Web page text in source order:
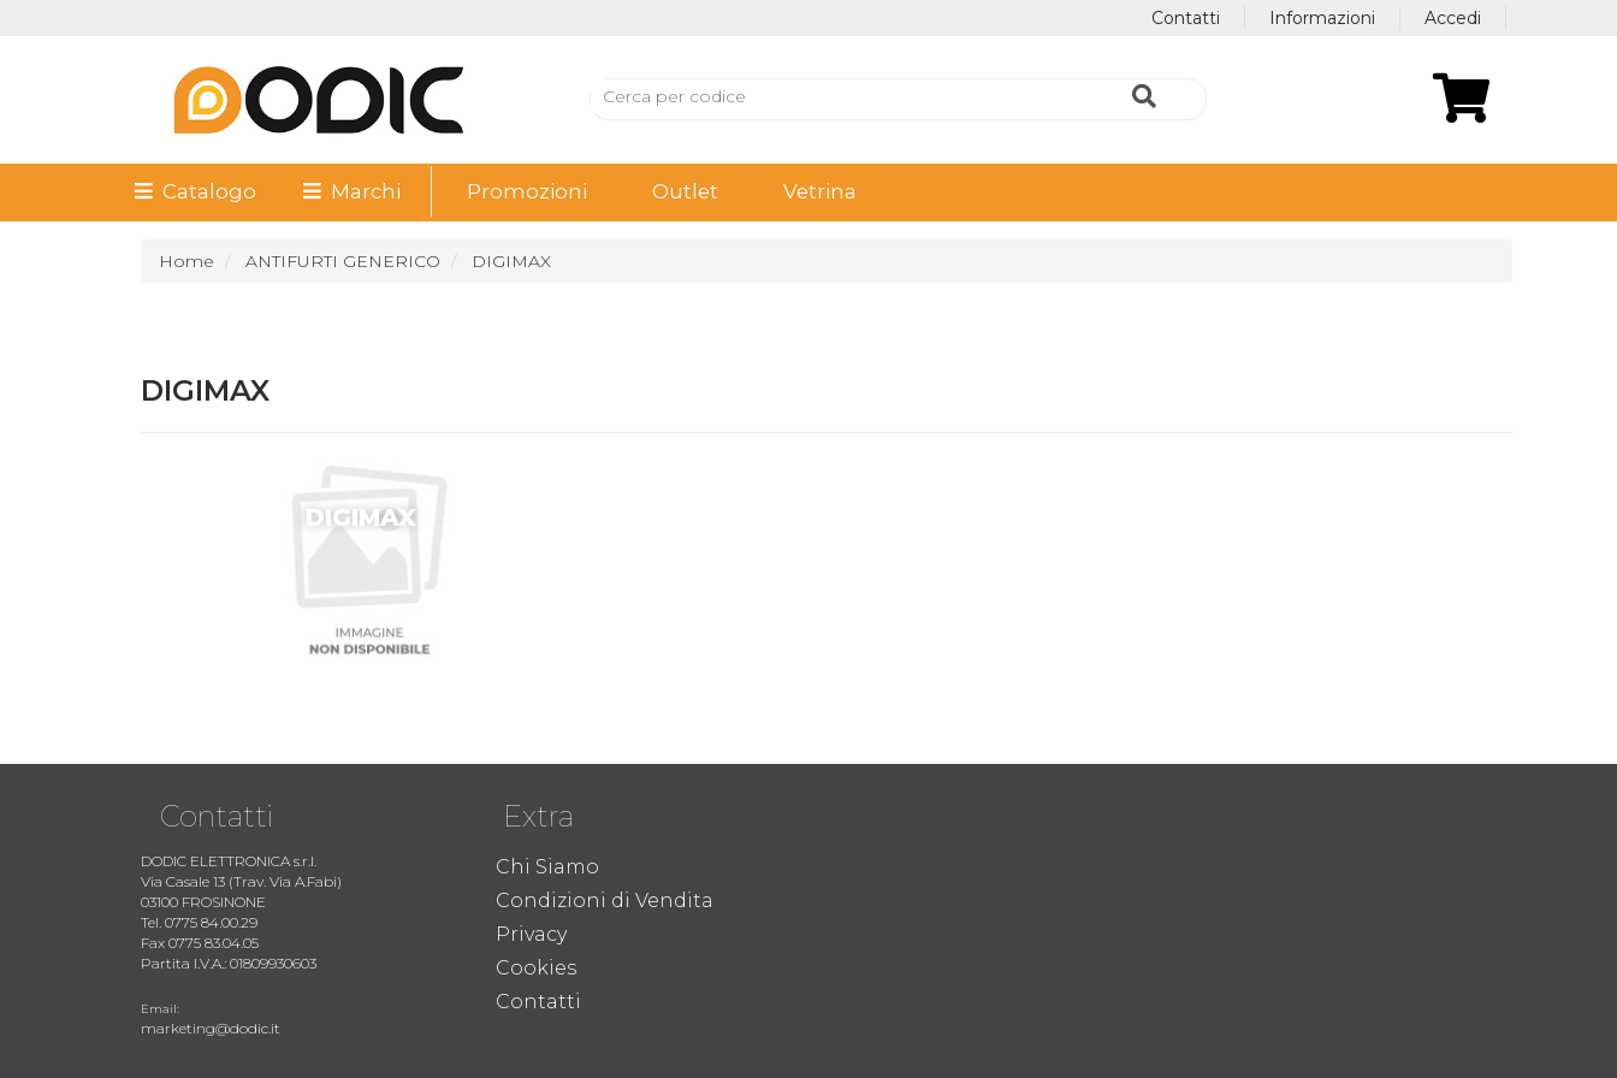
Accedi
Informazioni
Contatti
Catalogo Marchi Promozioni Outlet Vetrina
Home ANTIFURTI GENERICO DIGIMAX
DIGIMAX
DIGIMAX
Contatti
DODIC ELETTRONICA s.r.l.
Via Casale 13 (Trav. Via A.Fabi)
03100 FROSINONE
Tel. 0775 84.00.29
Fax 0775 83.04.05
Partita I.V.A.: 01809930603
Email:
marketing@dodic.it
Extra
Chi Siamo
Condizioni di Vendita
Privacy
Cookies
Contatti